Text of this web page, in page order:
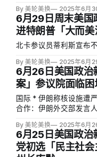
示，到2034年将有1180
增加3.3万亿美元。法案
美元资金。法案现返回
设定的7月4日截止日期
过该法案仍然存疑。（AP） * 共和党法案将使美
危险的财政道路：据《
院的综合性立法将在未
成为数十年来最昂贵的
政策并引入小费和加班
级研究员杰西卡·里德尔
1960年代以来最昂
By 美轮美换 2025年6月
6月29日周末美国
进特朗普「大而美
北卡参议员蒂利斯宣布
By 美轮美换 2025年6月
6月26日美国政治
案」参议院面临困
国际 * 伊朗称核设施遭严重损坏并暂停与国际原子能机构
合作：伊朗外交部发言
略者反复攻击」而「严
草案，决定暂停与国际
伊澄清称这是「暂停合
By 美轮美换 2025年6月
6月25日美国政治
党初选「民主社